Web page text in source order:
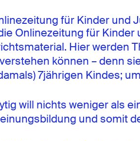
für Kinder und
Onlinezeitung für
Hier werden
können – denn
7jährigen Kindes;
will nichts weniger als
und somit